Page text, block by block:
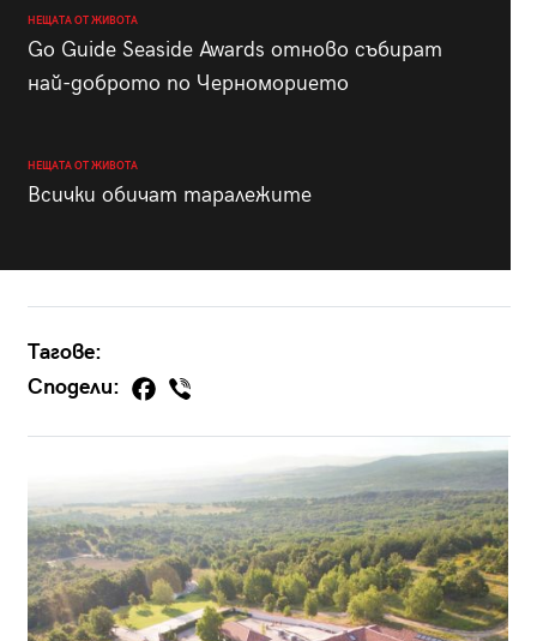
НЕЩАТА ОТ ЖИВОТА
Go Guide Seaside Awards отново събират
най-доброто по Черноморието
НЕЩАТА ОТ ЖИВОТА
Всички обичат таралежите
Тагове:
Сподели: